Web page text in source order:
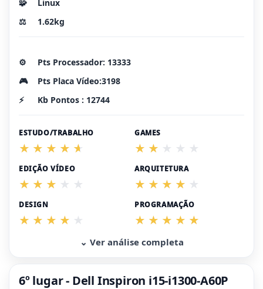
🧩
Linux
⚖️
1.62kg
⚙️
Pts Processador: 13333
🎮
Pts Placa Vídeo:3198
⚡
Kb Pontos : 12744
ESTUDO/TRABALHO GAMES
EDIÇÃO VÍDEO ARQUITETURA
DESIGN PROGRAMAÇÃO
⌄ Ver análise completa
6º lugar - Dell Inspiron i15-i1300-A60P